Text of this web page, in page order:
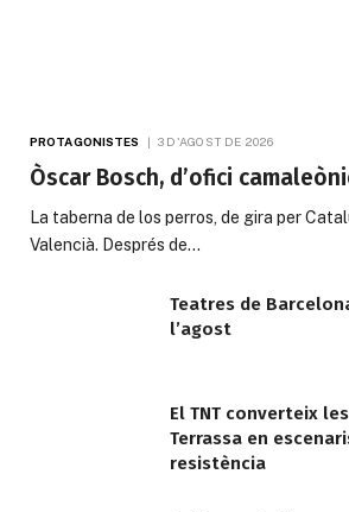
PROTAGONISTES 3 D'AGOST DE 2026
Òscar Bosch, d’ofici
La taberna de los perros, de gira per
Valencià. Després de…
Teatres de
l’agost
El TNT converteix
Terrassa en
resistència